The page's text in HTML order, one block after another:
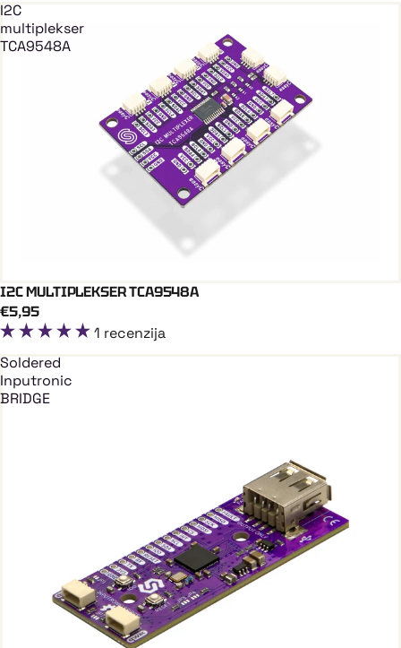
I2C
multiplekser
TCA9548A
QWIIC
Dodaj U Košaricu
I2C MULTIPLEKSER TCA9548A
€5,95
1 recenzija
Soldered
Inputronic
BRIDGE